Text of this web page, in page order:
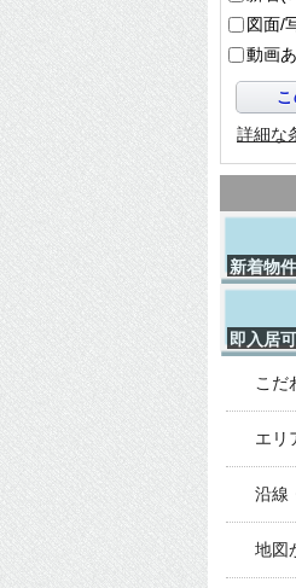
図面/
動画
詳細な
新着物
即入居可
こだ
エリ
沿線
地図